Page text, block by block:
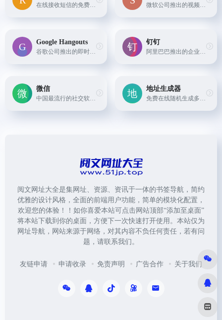
在线接收短信的免费服务，提供数以千计的临时电话号码供您使用，只需要从下面的列表中选择一个电话号码，您就可以使用它接收来自 FACEBOOK、TELEGRAM、微信、VK、PAYPAL、支付宝等的消息，注册和验证各种应用，完全免费。 微软公司推出的视频通话软件，支持文字、语音、视频等多种形式的通讯，同时提供会议系统、文件传输等功能。
Google Hangouts
谷歌公司推出的即时通讯软件，支持文字、语音、视频等多种形式的通讯，同时提供云存储、群组聊天等功能。
钉钉
阿里巴巴推出的企业通讯软件，支持文字、语音、视频等多种形式的通讯，同时提供考勤、审批、公告等功能。
微信
中国最流行的社交软件之一，支持文字、语音、视频等多种形式的通讯，同时提供朋友圈、公众号等功能。
地址生成器
免费在线随机生成多国地址, 身份信息，信用卡信息，手机号码和其他基本信息。还会随机生成工作信息，财务信息，兴趣爱好等信息。
阅文网址大全是集网址、资源、资讯于一体的书签导航，简约
优雅的设计风格，全面的前端用户功能，简单的模块化配置，
欢迎您的体验！！如你喜爱本站可点击网站顶部“添加至桌面”
将本站下载到你的桌面，方便下一次快速打开使用。本站仅为
网址导航，网站来源于网络，对其内容不负任何责任，若有问
题，请联系我们。
友链申请 申请收录 免责声明 广告合作 关于我们